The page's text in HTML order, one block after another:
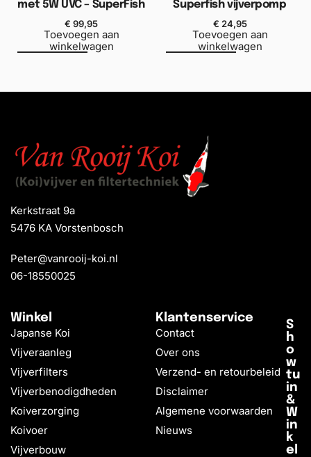
met 5W UVC – SuperFish
€ 99,95
Toevoegen aan
winkelwagen
Superfish vijverpomp
€ 24,95
Toevoegen aan
winkelwagen
Kerkstraat 9a
5476 KA Vorstenbosch
Peter@vanrooij-koi.nl
06-18550025
Winkel
Japanse Koi
Vijveraanleg
Vijverfilters
Vijverbenodigdheden
Koiverzorging
Koivoer
Vijverbouw
Klantenservice
Contact
Over ons
Verzend- en retourbeleid
Disclaimer
Algemene voorwaarden
Nieuws
S
h
o
w
tu
in
&
W
in
k
el